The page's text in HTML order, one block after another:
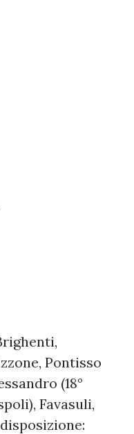
Pontisso
(18°
Favasuli,